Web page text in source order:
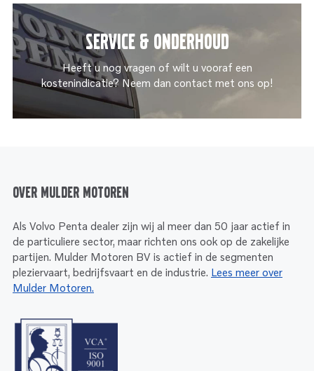
Service & onderhoud
Heeft u nog vragen of wilt u vooraf een
kostenindicatie? Neem dan contact met ons op!
Over Mulder Motoren
Als Volvo Penta dealer zijn wij al meer dan 50 jaar actief in
de particuliere sector, maar richten ons ook op de zakelijke
partijen. Mulder Motoren BV is actief in de segmenten
pleziervaart, bedrijfsvaart en de industrie. Lees meer over
Mulder Motoren.